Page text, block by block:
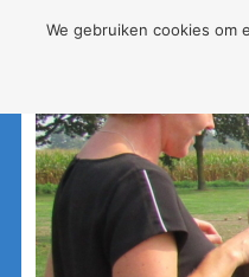
We gebruiken cookies om